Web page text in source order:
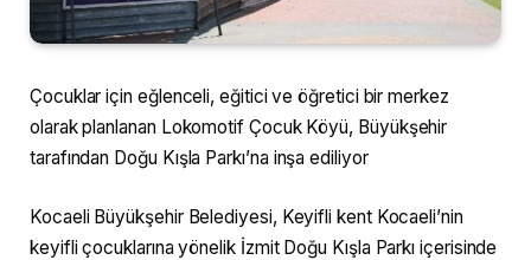
Çocuklar için eğlenceli, eğitici ve öğretici bir merkez
olarak planlanan Lokomotif Çocuk Köyü, Büyükşehir
tarafından Doğu Kışla Parkı’na inşa ediliyor
Kocaeli Büyükşehir Belediyesi, Keyifli kent Kocaeli’nin
keyifli çocuklarına yönelik İzmit Doğu Kışla Parkı içerisinde